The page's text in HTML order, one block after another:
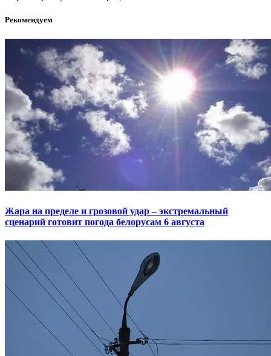
Рекомендуем
Жара на пределе и грозовой удар – экстремальный
сценарий готовит погода белорусам 6 августа